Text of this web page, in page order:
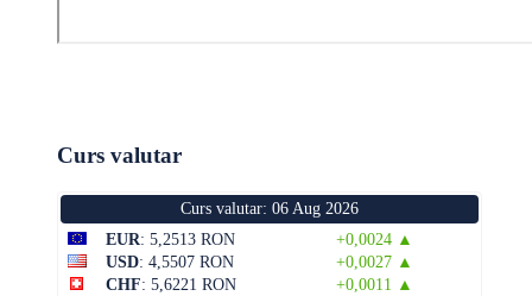
Curs valutar
Curs valutar: 06 Aug 2026
EUR: 5,2513 RON
+0,0024 ▲
USD: 4,5507 RON
+0,0027 ▲
CHF: 5,6221 RON
+0,0011 ▲